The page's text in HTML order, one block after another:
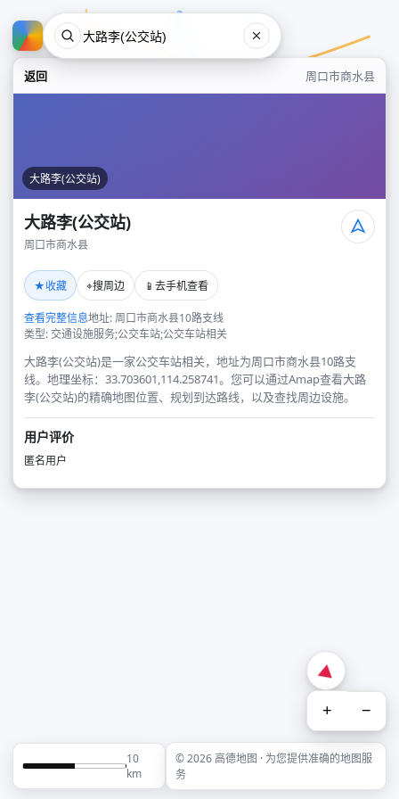
返回 周口市商水县
大路李(公交站)
大路李(公交站)
周口市商水县
★收藏 ⌖搜周边 📱 去手机查看
查看完整信息地址: 周口市商水县10路支线
类型: 交通设施服务;公交车站;公交车站相关
大路李(公交站)是一家公交车站相关，地址为周口市商水县10路支
线。地理坐标：33.703601,114.258741。您可以通过Amap查看大路
李(公交站)的精确地图位置、规划到达路线，以及查找周边设施。
用户评价
匿名用户
+ −
10
km
© 2026 高德地图 · 为您提供准确的地图服
务